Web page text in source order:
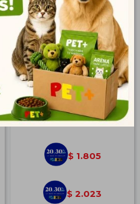
Matisse Gato Castrado
Salmón 7,5 kg
$ 2.498
$ 1.805
$ 2.023